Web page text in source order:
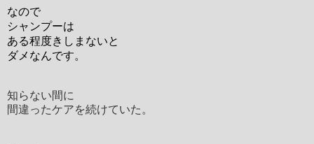
なので
シャンプーは
ある程度きしまないと
ダメなんです。
知らない間に
間違ったケアを続けていた。